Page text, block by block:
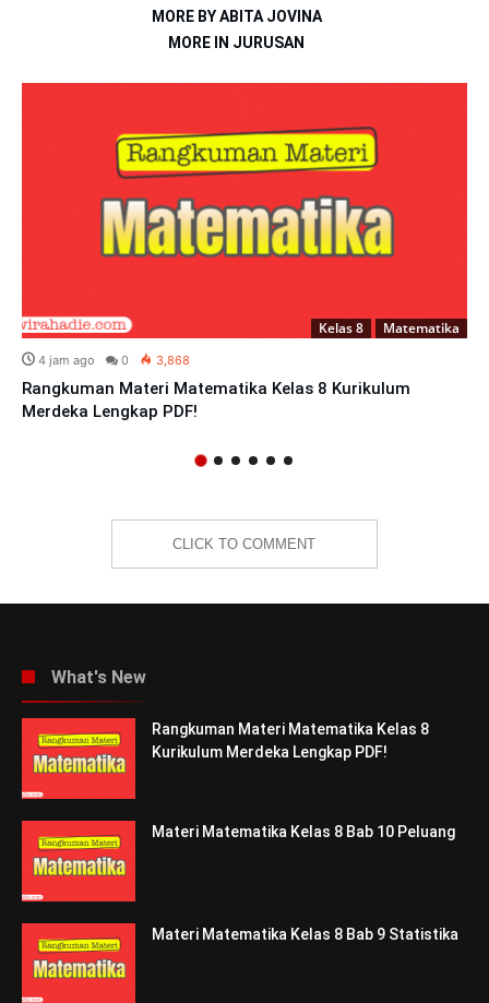
MORE BY ABITA JOVINA
MORE IN JURUSAN
Kelas 8 Matematika
4 jam ago 0 3,868
Rangkuman Materi Matematika Kelas 8 Kurikulum
Merdeka Lengkap PDF!
CLICK TO COMMENT
What's New
Rangkuman Materi Matematika Kelas 8
Kurikulum Merdeka Lengkap PDF!
Materi Matematika Kelas 8 Bab 10 Peluang
Materi Matematika Kelas 8 Bab 9 Statistika